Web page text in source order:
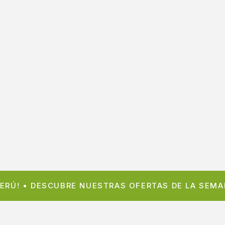
• DESCUBRE NUESTRAS OFERTAS DE LA